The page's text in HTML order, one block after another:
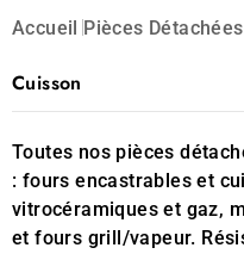
Accueil Pièces Détachées
Cuisson
Toutes nos pièces
: fours encastrables et
vitrocéramiques et gaz,
et fours grill/vapeur.